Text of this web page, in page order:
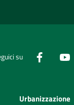
su
Urbanizzazione